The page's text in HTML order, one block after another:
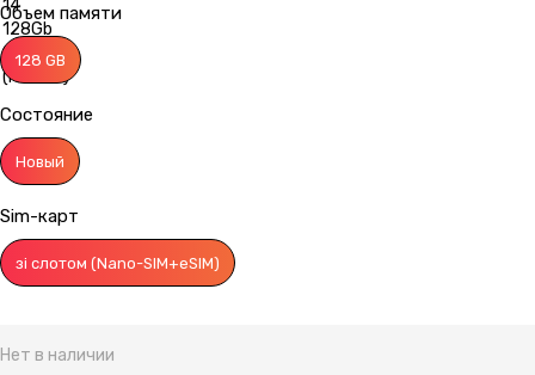
Объем памяти
128 GB
Состояние
Новый
Sim-карт
зі слотом (Nano-SIM+eSIM)
Нет в наличии